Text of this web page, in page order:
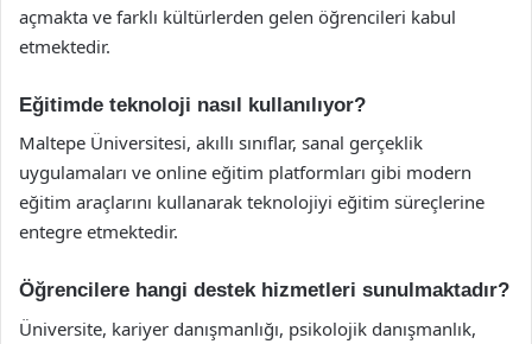
açmakta ve farklı kültürlerden gelen öğrencileri kabul
etmektedir.
Eğitimde teknoloji nasıl kullanılıyor?
Maltepe Üniversitesi, akıllı sınıflar, sanal gerçeklik
uygulamaları ve online eğitim platformları gibi modern
eğitim araçlarını kullanarak teknolojiyi eğitim süreçlerine
entegre etmektedir.
Öğrencilere hangi destek hizmetleri sunulmaktadır?
Üniversite, kariyer danışmanlığı, psikolojik danışmanlık,